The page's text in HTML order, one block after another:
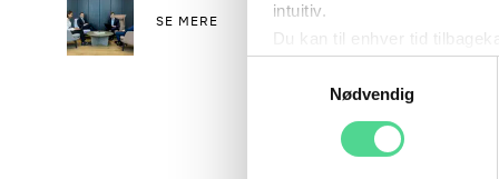
intuitiv.
Du kan til enhver tid
Læs mere om vores
Nødvendig
SE MERE
Det er
måder
og det